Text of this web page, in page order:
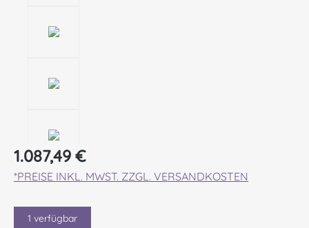
Regulärer Preis:
1.087,49 €
*PREISE INKL. MWST. ZZGL. VERSANDKOSTEN
1 verfügbar